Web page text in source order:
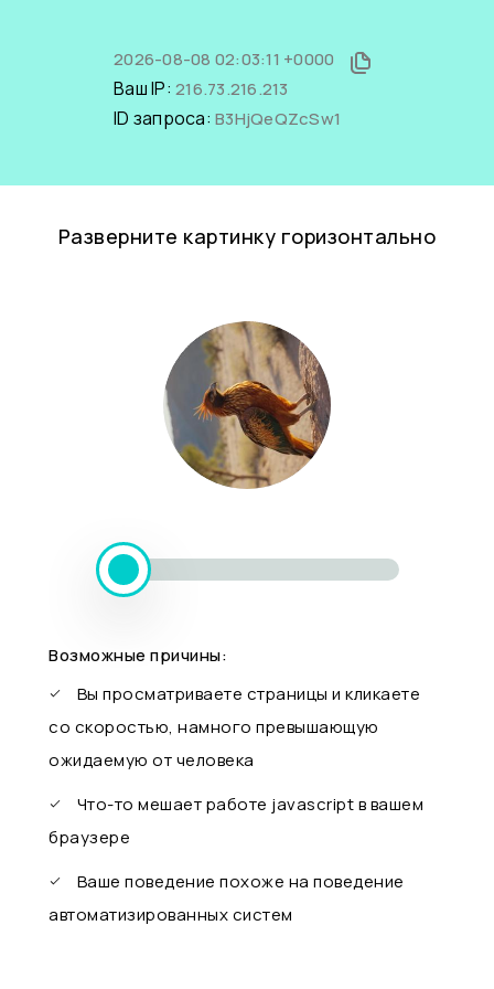
2026-08-08 02:03:11 +0000
Ваш IP: 216.73.216.213
ID запроса: B3HjQeQZcSw1
Разверните картинку горизонтально
Возможные причины:
Вы просматриваете страницы и кликаете
со скоростью, намного превышающую
ожидаемую от человека
Что-то мешает работе javascript в вашем
браузере
Ваше поведение похоже на поведение
автоматизированных систем